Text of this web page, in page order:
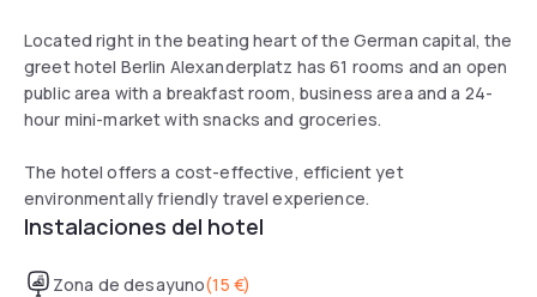
Located right in the beating heart of the German capital, the
greet hotel Berlin Alexanderplatz has 61 rooms and an open
public area with a breakfast room, business area and a 24-
hour mini-market with snacks and groceries.
The hotel offers a cost-effective, efficient yet
environmentally friendly travel experience.
Instalaciones del hotel
Zona de desayuno(15 €)